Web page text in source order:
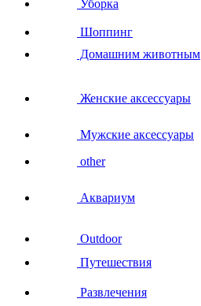
Уборка
Шоппинг
Домашним животным
Женские аксессуары
Мужские аксессуары
other
Аквариум
Outdoor
Путешествия
Развлечения